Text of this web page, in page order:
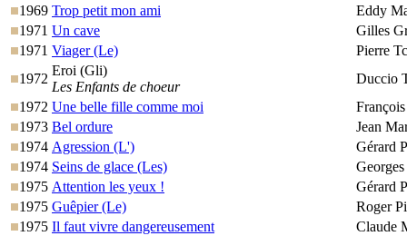
1969 Trop petit mon ami
Eddy
1971 Un cave
Gilles
1971 Viager (Le)
Pierre
1972
Eroi (Gli)
Les Enfants de choeur
Duccio
1972 Une belle fille comme moi
1973 Bel ordure
Jean
1974 Agression (L')
Gérard
1974 Seins de glace (Les)
1975 Attention les yeux !
Gérard
1975 Guêpier (Le)
Roger
1975 Il faut vivre dangereusement
Claude